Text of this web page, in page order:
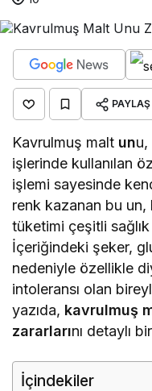
PAYLAŞ
Kavrulmuş malt unu,
işlerinde kullanılan
işlemi sayesinde
renk kazanan bu un,
tüketimi çeşitli
İçeriğindeki şeker,
nedeniyle özellikle
intoleransı olan
yazıda, kavrulmuş
zararlarını detaylı
İçindekiler